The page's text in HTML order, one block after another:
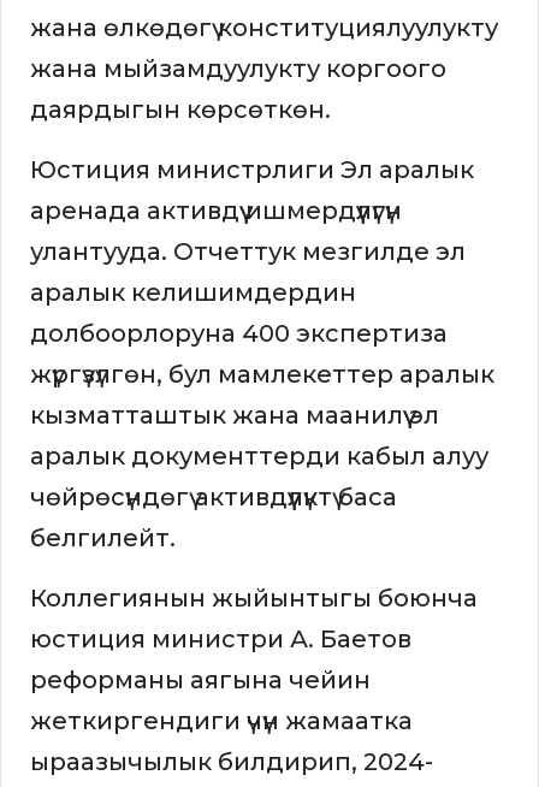
жана өлкөдөгү конституциялуулукту
жана мыйзамдуулукту коргоого
даярдыгын көрсөткөн.
Юстиция министрлиги Эл аралык
аренада активдүү ишмердүүлүгүн
улантууда. Отчеттук мезгилде эл
аралык келишимдердин
долбоорлоруна 400 экспертиза
жүргүзүлгөн, бул мамлекеттер аралык
кызматташтык жана маанилүү эл
аралык документтерди кабыл алуу
чөйрөсүндөгү активдүүлүктү баса
белгилейт.
Коллегиянын жыйынтыгы боюнча
юстиция министри А. Баетов
реформаны аягына чейин
жеткиргендиги үчүн жамаатка
ыраазычылык билдирип, 2024-